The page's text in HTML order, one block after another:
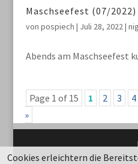
Maschseefest (07/2022)
von pospiech | Juli 28, 2022|
Abends am Maschseefest
Page 1 of 15 1 2 3 4
»
Cookies erleichtern die